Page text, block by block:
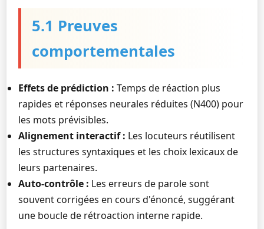
5.1 Preuves
comportementales
Effets de prédiction : Temps de réaction plus
rapides et réponses neurales réduites (N400) pour
les mots prévisibles.
Alignement interactif : Les locuteurs réutilisent
les structures syntaxiques et les choix lexicaux de
leurs partenaires.
Auto-contrôle : Les erreurs de parole sont
souvent corrigées en cours d'énoncé, suggérant
une boucle de rétroaction interne rapide.